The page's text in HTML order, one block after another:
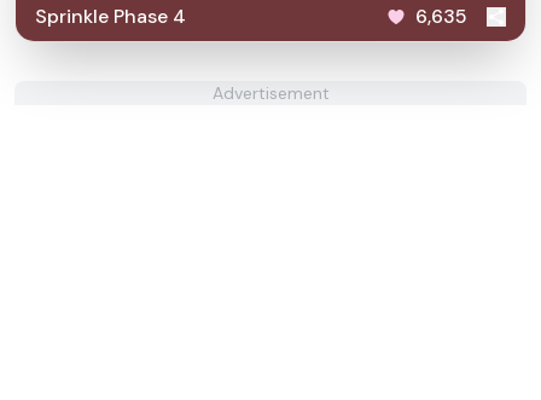
Sprinkle Phase 4 6,635
Advertisement